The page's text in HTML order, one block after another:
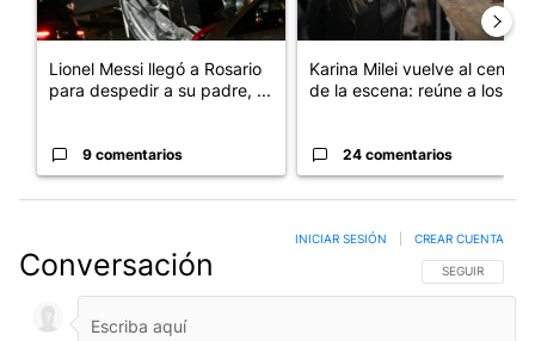
Lionel Messi llegó a Rosario
para despedir a su padre, ...
9 comentarios
Karina Milei vuelve al centro
de la escena: reúne a los...
24 comentarios
Conversación SIGA ESTA
SEGUIR
INICIAR SESIÓN CREAR CUENTA